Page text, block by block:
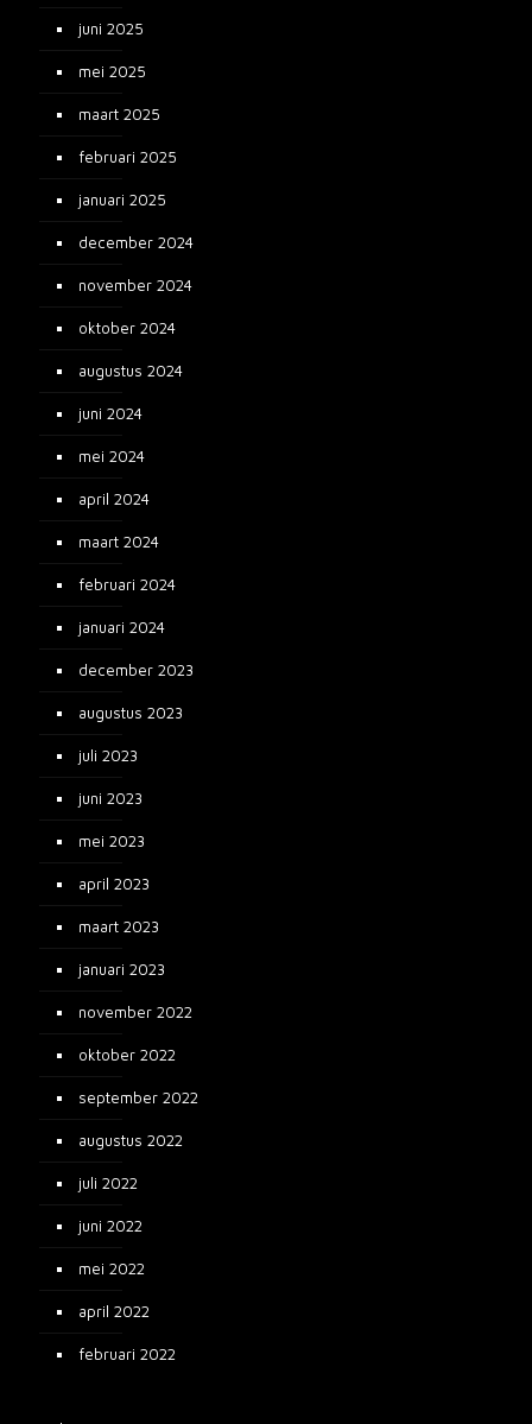
juni 2025
mei 2025
maart 2025
februari 2025
januari 2025
december 2024
november 2024
oktober 2024
augustus 2024
juni 2024
mei 2024
april 2024
maart 2024
februari 2024
januari 2024
december 2023
augustus 2023
juli 2023
juni 2023
mei 2023
april 2023
maart 2023
januari 2023
november 2022
oktober 2022
september 2022
augustus 2022
juli 2022
juni 2022
mei 2022
april 2022
februari 2022